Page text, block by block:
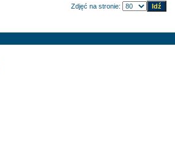
Zdjęć na stronie: